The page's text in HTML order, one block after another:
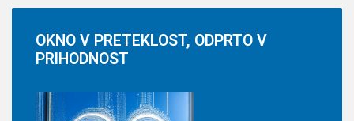
OKNO V PRETEKLOST, ODPRTO V
PRIHODNOST